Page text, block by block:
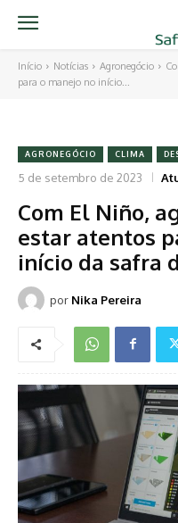
Início Notícias Agronegócio
para o manejo no início...
AGRONEGÓCIO CLIMA
5 de setembro de 2023
Com El Niño,
estar atentos
início da safra
por Nika Pereira